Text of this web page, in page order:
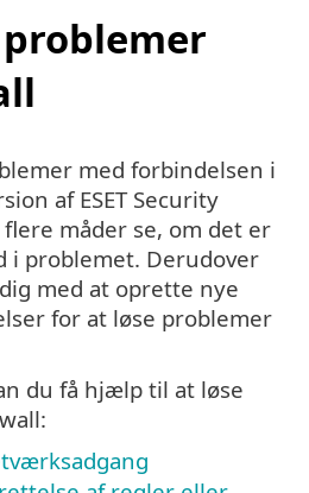
med forbindelsen i
af ESET Security
måder se, om det er
i problemet. Derudover
med at oprette nye
for at løse problemer
du få hjælp til at løse